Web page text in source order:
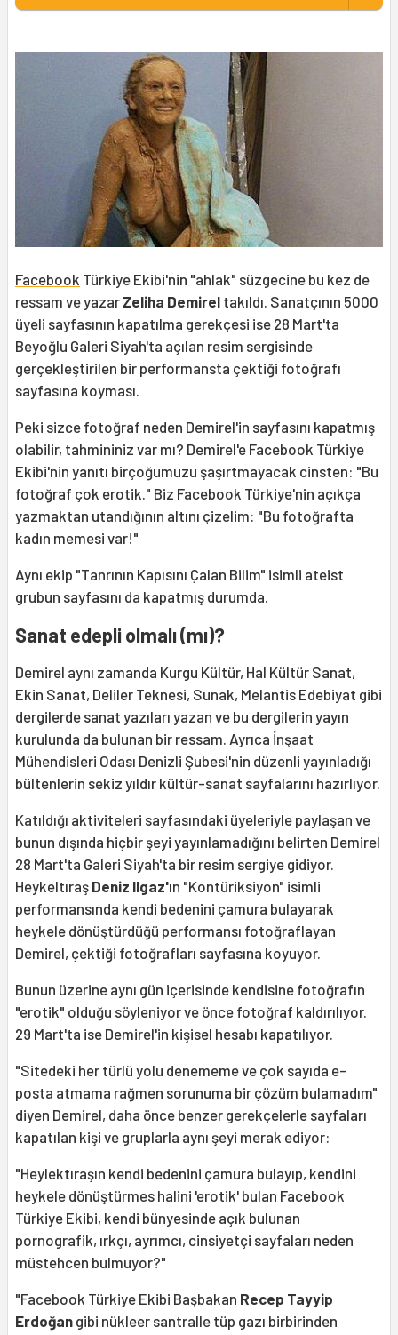
Facebook Türkiye Ekibi'nin "ahlak" süzgecine bu kez de
ressam ve yazar Zeliha Demirel takıldı. Sanatçının 5000
üyeli sayfasının kapatılma gerekçesi ise 28 Mart'ta
Beyoğlu Galeri Siyah'ta açılan resim sergisinde
gerçekleştirilen bir performansta çektiği fotoğrafı
sayfasına koyması.
Peki sizce fotoğraf neden Demirel'in sayfasını kapatmış
olabilir, tahmininiz var mı? Demirel'e Facebook Türkiye
Ekibi'nin yanıtı birçoğumuzu şaşırtmayacak cinsten: "Bu
fotoğraf çok erotik." Biz Facebook Türkiye'nin açıkça
yazmaktan utandığının altını çizelim: "Bu fotoğrafta
kadın memesi var!"
Aynı ekip "Tanrının Kapısını Çalan Bilim" isimli ateist
grubun sayfasını da kapatmış durumda.
Sanat edepli olmalı (mı)?
Demirel aynı zamanda Kurgu Kültür, Hal Kültür Sanat,
Ekin Sanat, Deliler Teknesi, Sunak, Melantis Edebiyat gibi
dergilerde sanat yazıları yazan ve bu dergilerin yayın
kurulunda da bulunan bir ressam. Ayrıca İnşaat
Mühendisleri Odası Denizli Şubesi'nin düzenli yayınladığı
bültenlerin sekiz yıldır kültür-sanat sayfalarını hazırlıyor.
Katıldığı aktiviteleri sayfasındaki üyeleriyle paylaşan ve
bunun dışında hiçbir şeyi yayınlamadığını belirten Demirel
28 Mart'ta Galeri Siyah'ta bir resim sergiye gidiyor.
Heykeltıraş Deniz Ilgaz'ın "Kontüriksiyon" isimli
performansında kendi bedenini çamura bulayarak
heykele dönüştürdüğü performansı fotoğraflayan
Demirel, çektiği fotoğrafları sayfasına koyuyor.
Bunun üzerine aynı gün içerisinde kendisine fotoğrafın
"erotik" olduğu söyleniyor ve önce fotoğraf kaldırılıyor.
29 Mart'ta ise Demirel'in kişisel hesabı kapatılıyor.
"Sitedeki her türlü yolu denememe ve çok sayıda e-
posta atmama rağmen sorunuma bir çözüm bulamadım"
diyen Demirel, daha önce benzer gerekçelerle sayfaları
kapatılan kişi ve gruplarla aynı şeyi merak ediyor:
"Heylektıraşın kendi bedenini çamura bulayıp, kendini
heykele dönüştürmes halini 'erotik' bulan Facebook
Türkiye Ekibi, kendi bünyesinde açık bulunan
pornografik, ırkçı, ayrımcı, cinsiyetçi sayfaları neden
müstehcen bulmuyor?"
"Facebook Türkiye Ekibi Başbakan Recep Tayyip
Erdoğan gibi nükleer santralle tüp gazı birbirinden